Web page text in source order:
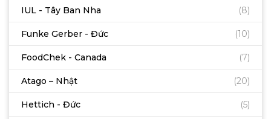
IUL - Tây Ban Nha (8)
Funke Gerber - Đức (10)
FoodChek - Canada (7)
Atago – Nhật (20)
Hettich - Đức (5)